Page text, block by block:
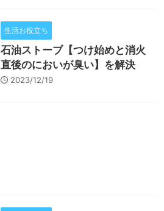
生活お役立ち
石油ストーブ【つけ始めと消火
直後のにおいが臭い】を解決
2023/12/19